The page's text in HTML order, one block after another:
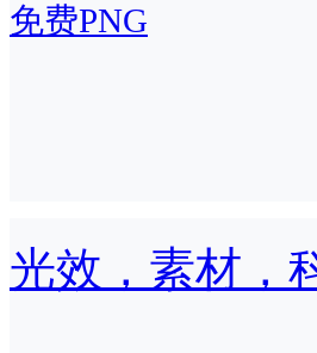
免费PNG
光效，素材，